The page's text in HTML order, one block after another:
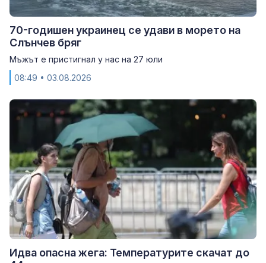
70-годишен украинец се удави в морето на
Слънчев бряг
Мъжът е пристигнал у нас на 27 юли
08:49 • 03.08.2026
Идва опасна жега: Температурите скачат до